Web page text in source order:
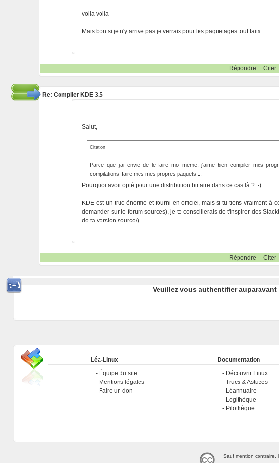
voila voila
Mais bon si je n'y arrive pas je verrais pour les paquetages tout faits ..
Répondre Citer
Re: Compiler KDE 3.5
Salut,
Citation
Parce que j'ai envie de le faire moi meme, j'aime bien compiler mes
compilations, faire mes mes propres paquets ...
Pourquoi avoir opté pour une distribution binaire dans ce cas là ? :-)
KDE est un truc énorme et fourni en officiel, mais si tu tiens vraiment à
demander sur le forum sources), je te conseillerais de t'inspirer des
de ta version source/).
Répondre Citer
Veuillez vous authentifier auparavant
Léa-Linux
Équipe du site
Mentions légales
Faire un don
Documentation
Découvrir Linux
Trucs & Astuces
Léannuaire
Logithèque
Pilothèque
Sauf mention contraire,